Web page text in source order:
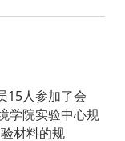
15人参加了会
学院实验中心规
材料的规